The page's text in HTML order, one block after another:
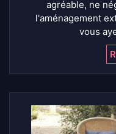
agréable, ne
l'aménagement
vous